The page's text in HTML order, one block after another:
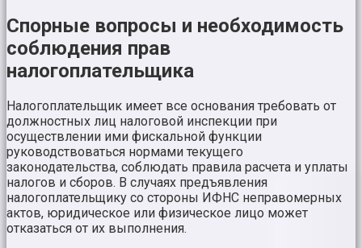
Спорные вопросы и необходимость
соблюдения прав
налогоплательщика
Налогоплательщик имеет все основания требовать от
должностных лиц налоговой инспекции при
осуществлении ими фискальной функции
руководствоваться нормами текущего
законодательства, соблюдать правила расчета и уплаты
налогов и сборов. В случаях предъявления
налогоплательщику со стороны ИФНС неправомерных
актов, юридическое или физическое лицо может
отказаться от их выполнения.